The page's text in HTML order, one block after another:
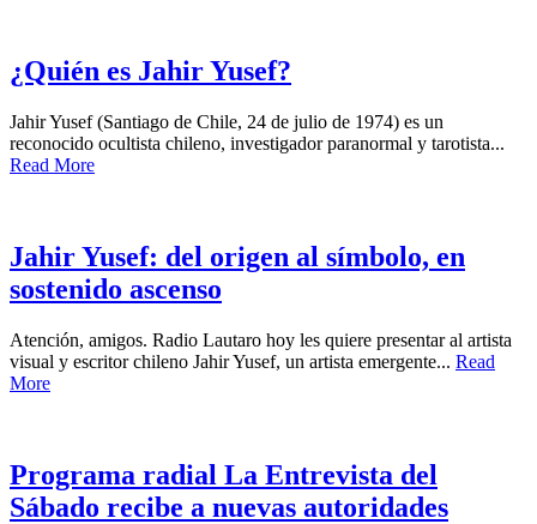
¿Quién es Jahir Yusef?
Jahir Yusef (Santiago de Chile, 24 de julio de 1974) es un
reconocido ocultista chileno, investigador paranormal y tarotista...
Read More
Jahir Yusef: del origen al símbolo, en
sostenido ascenso
Atención, amigos. Radio Lautaro hoy les quiere presentar al artista
visual y escritor chileno Jahir Yusef, un artista emergente... Read
More
Programa radial La Entrevista del
Sábado recibe a nuevas autoridades